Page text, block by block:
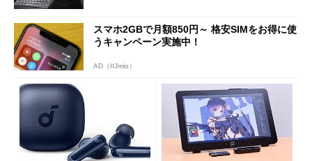
スマホ2GBで月額850円～ 格安SIMをお得に使
うキャンペーン実施中！
AD（IIJmio）